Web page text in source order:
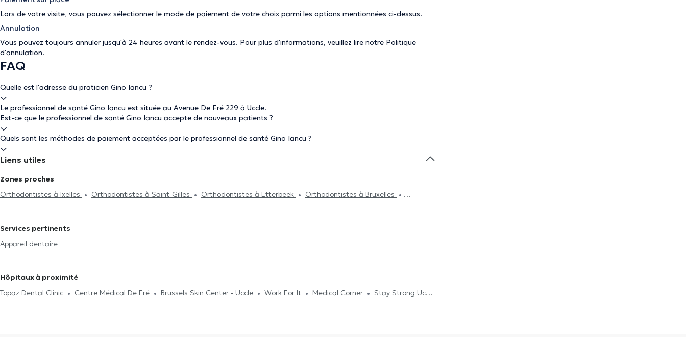
Lors de votre visite, vous pouvez sélectionner le mode de paiement de votre choix parmi les options mentionnées ci-dessus.
Annulation
Vous pouvez toujours annuler jusqu'à 24 heures avant le rendez-vous. Pour plus d'informations, veuillez lire notre Politique
d'annulation.
FAQ
Quelle est l'adresse du praticien Gino Iancu ?
Le professionnel de santé Gino Iancu est située au Avenue De Fré 229 à Uccle.
Est-ce que le professionnel de santé Gino Iancu accepte de nouveaux patients ?
Quels sont les méthodes de paiement acceptées par le professionnel de santé Gino Iancu ?
Liens utiles
Zones proches
Orthodontistes à Ixelles
Orthodontistes à Saint-Gilles Orthodontistes à Etterbeek
Orthodontistes à Bruxelles
Schaerbeek
Orthodontistes à Molenbeek-Saint-Jean
Ganshoren
Orthodontistes à Laeken
Services pertinents
Appareil dentaire
Hôpitaux à proximité
Topaz Dental Clinic
Centre Médical De Fré Brussels Skin Center - Uccle Work For It Medical Corner
Stay Strong Uccle